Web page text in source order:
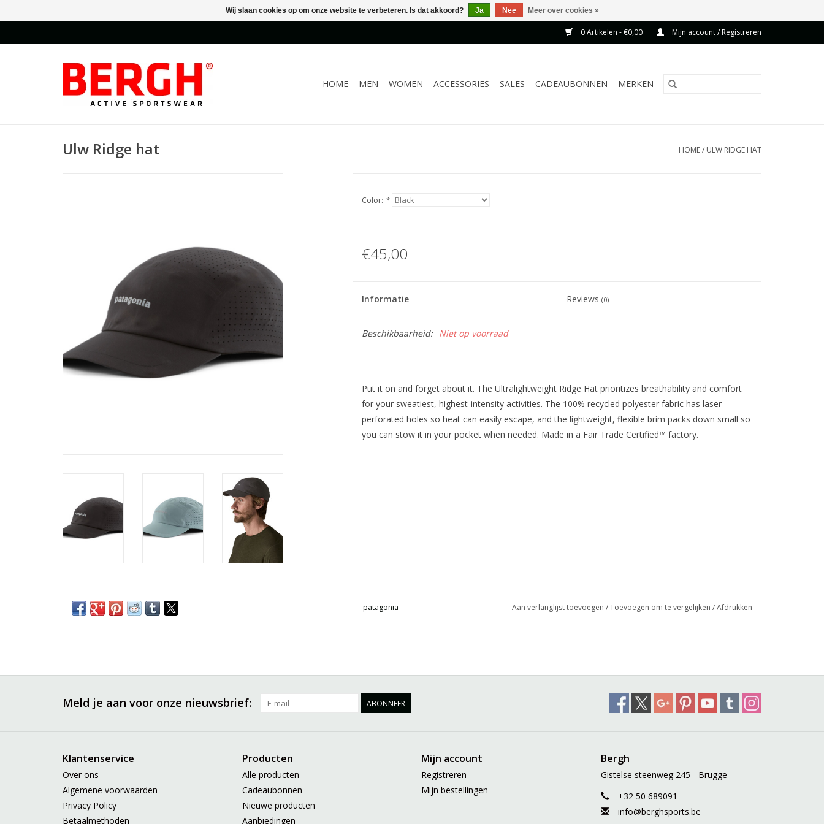
0 Artikelen - €0,00 Mijn account / Registreren
HOME MEN WOMEN ACCESSORIES SALES CADEAUBONNEN MERKEN
Ulw Ridge hat HOME/ ULW RIDGE HAT
Color: *
€45,00
Informatie Reviews(0)
Beschikbaarheid: Niet op voorraad
Put it on and forget about it. The Ultralightweight Ridge Hat prioritizes breathability and comfort
for your sweatiest, highest-intensity activities. The 100% recycled polyester fabric has laser-
perforated holes so heat can easily escape, and the lightweight, flexible brim packs down small so
you can stow it in your pocket when needed. Made in a Fair Trade Certified™ factory.
patagonia Aan verlanglijst toevoegen /Toevoegen om te vergelijken /Afdrukken
Meld je aan voor onze nieuwsbrief: ABONNEER
Klantenservice
Over ons
Algemene voorwaarden
Privacy Policy
Betaalmethoden
Producten
Alle producten
Cadeaubonnen
Nieuwe producten
Aanbiedingen
Mijn account
Registreren
Mijn bestellingen
Bergh
Gistelse steenweg 245 - Brugge
+32 50 689091
info@berghsports.be
Wij slaan cookies op om onze website te verbeteren. Is dat akkoord? Ja Nee Meer over cookies »